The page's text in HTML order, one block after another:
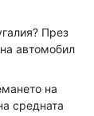
През
автомобил
на
средната